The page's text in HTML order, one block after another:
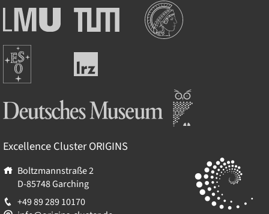
Ludwig-
Maximilians-
München
Technische
Universität
Institutionen
Europäische
Südsternwarte
Leibniz-
Rechenzentrum
Excellence ClusterORIGINS
Boltzmannstraße 2
D-85748Garching
+49 89 289 10170